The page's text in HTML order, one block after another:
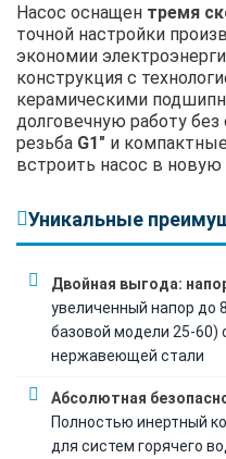
Насос оснащен тремя
точной настройки
экономии
конструкция с
керамическими
долговечную работу
резьба G1" и
встроить насос в
Уникальные
Двойная выгода:
увеличенный напор до
базовой модели 25-60)
нержавеющей стали
Абсолютная
Полностью инертный
для систем горячего